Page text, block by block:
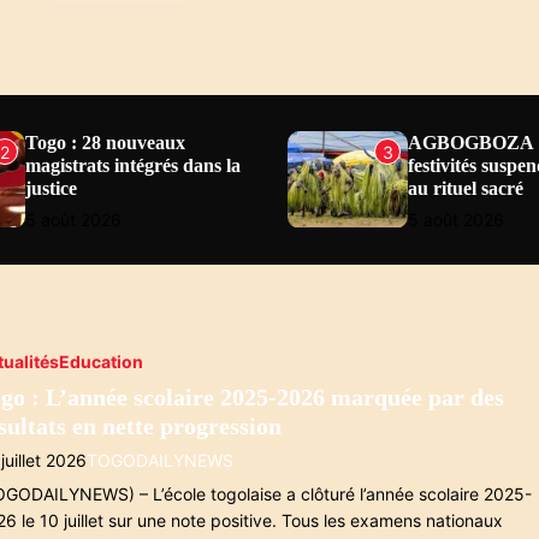
2
Togo : 28 nouveaux
magistrats intégrés dans la
justice
5 août 2026
3
AGBOGBOZA
festivités
au rituel sacré
Education
: L’année scolaire 2025-2026 marquée par des
en nette progression
2026TOGODAILYNEWS
– L’école togolaise a clôturé l’année scolaire 2025-
le 10 juillet sur une note positive. Tous les examens nationaux